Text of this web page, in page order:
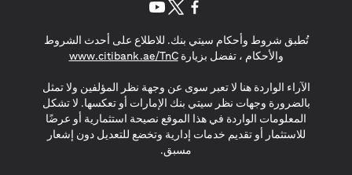
تُطبق شروط وأحكام سيتي بنك. للاطلاع على أحدث الشروط
والأحكام ، تفضل بزيارةwww.citibank.ae/TnC
in a new tab
الآراء الواردة هنا لا تعبر سوى عن وجهة نظر المؤلفين ولا تمثل
بالضرورة وجهات نظر سيتي بنك الإمارات أو تعكسها. لا تشكل
المعلومات الواردة في هذا الموقع نصيحة استثمارية أو عرضًا
للاستثمار أو تقديم خدمات إدارية وتخضع للتعديل دون إشعار
مسبق.